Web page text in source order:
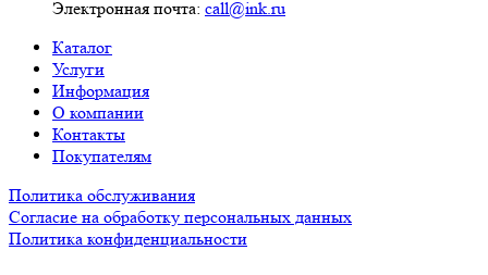
Электронная почта: call@ink.ru
Каталог
Услуги
Информация
О компании
Контакты
Покупателям
Политика обслуживания
Согласие на обработку персональных данных
Политика конфиденциальности